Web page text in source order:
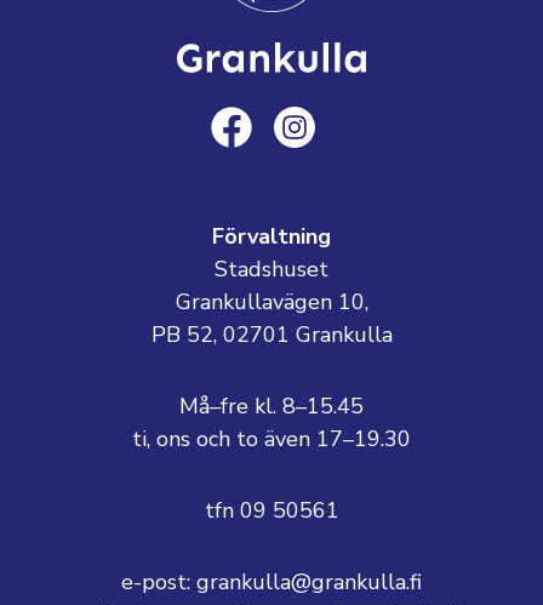
Förvaltning
Stadshuset
Grankullavägen 10,
PB 52, 02701 Grankulla
Må–fre kl. 8–15.45
ti, ons och to även 17–19.30
tfn 09 50561
e-post: grankulla@grankulla.fi